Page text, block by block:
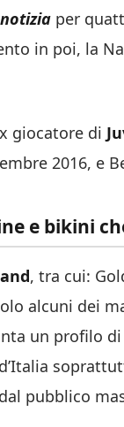
per
in poi, la
giocatore di
2016, e
e bikini
, tra cui:
alcuni dei
un profilo di
pubblico